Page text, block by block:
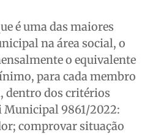
é uma das maiores
na área social, o
o equivalente
para cada membro
dentro dos critérios
Municipal 9861/2022:
comprovar situação